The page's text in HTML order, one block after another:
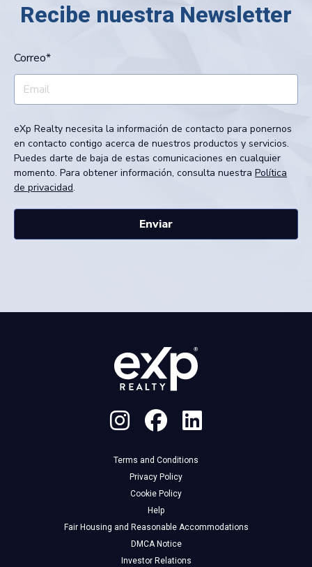
Recibe nuestra Newsletter
Correo*
eXp Realty necesita la información de contacto para ponernos
en contacto contigo acerca de nuestros productos y servicios.
Puedes darte de baja de estas comunicaciones en cualquier
momento. Para obtener información, consulta nuestra Política
de privacidad.
Terms and Conditions
Privacy Policy
Cookie Policy
Help
Fair Housing and Reasonable Accommodations
DMCA Notice
Investor Relations